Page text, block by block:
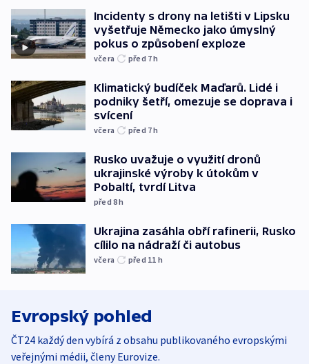
Incidenty s drony na letišti v Lipsku
vyšetřuje Německo jako úmyslný
pokus o způsobení exploze
včera před 7h
Klimatický budíček Maďarů. Lidé i
podniky šetří, omezuje se doprava i
svícení
včera před 7h
Rusko uvažuje o využití dronů
ukrajinské výroby k útokům v
Pobaltí, tvrdí Litva
před 8h
Ukrajina zasáhla obří rafinerii, Rusko
cílilo na nádraží či autobus
včera před 11 h
Evropský pohled
ČT24 každý den vybírá z obsahu publikovaného evropskými
veřejnými médii, členy Eurovize.